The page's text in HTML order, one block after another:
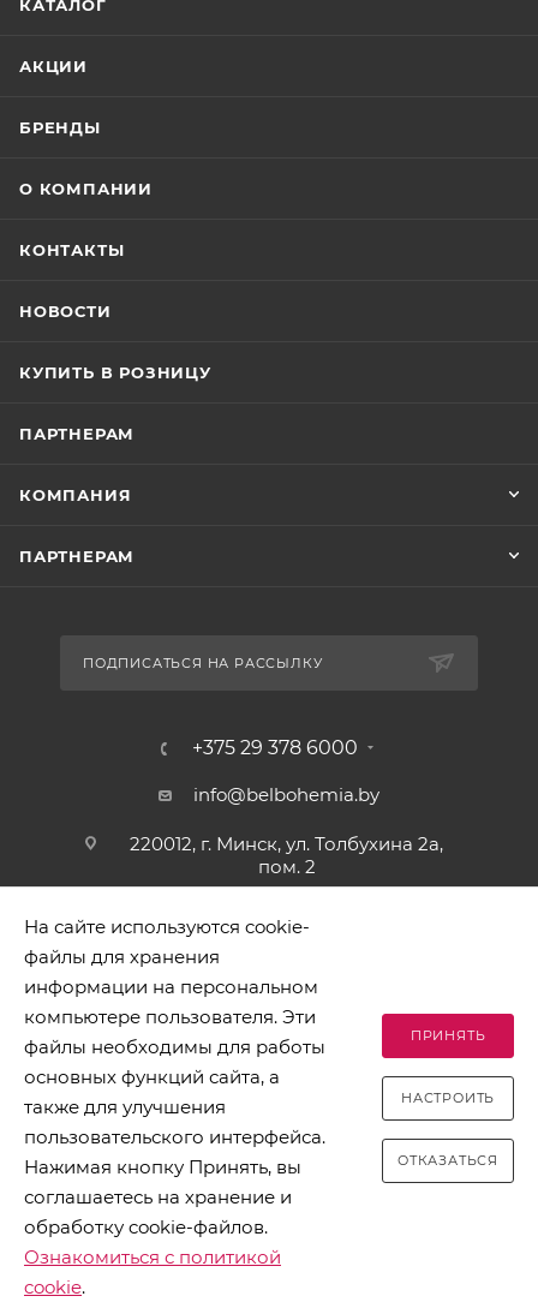
КАТАЛОГ
АКЦИИ
БРЕНДЫ
О КОМПАНИИ
КОНТАКТЫ
НОВОСТИ
КУПИТЬ В РОЗНИЦУ
ПАРТНЕРАМ
КОМПАНИЯ
ПАРТНЕРАМ
ПОДПИСАТЬСЯ НА РАССЫЛКУ
+375 29 378 6000
info@belbohemia.by
220012, г. Минск, ул. Толбухина 2а,
пом. 2
2026 © БЕЛБОГЕМИЯ (c). Оптовая торговля посудой и
хозяйственными товарами. Адрес: 220012, г. Минск, ул.
Толбухина 2а, пом. 2, телефон 8-017-378-60-00
Разработано в Clickmedia
На сайте используются cookie-
файлы для хранения
информации на персональном
компьютере пользователя. Эти
файлы необходимы для работы
основных функций сайта, а
также для улучшения
пользовательского интерфейса.
Нажимая кнопку Принять, вы
соглашаетесь на хранение и
обработку cookie-файлов.
Ознакомиться с политикой
cookie.
ПРИНЯТЬ
НАСТРОИТЬ
ОТКАЗАТЬСЯ